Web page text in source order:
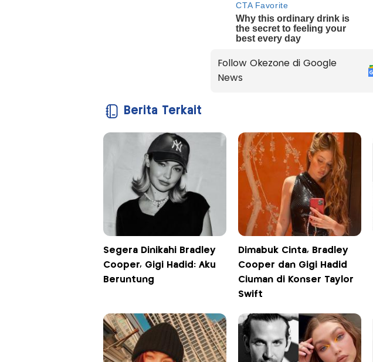
Follow Okezone di Google
News
Berita Terkait
Segera Dinikahi Bradley
Cooper, Gigi Hadid: Aku
Beruntung
Dimabuk Cinta, Bradley
Cooper dan Gigi Hadid
Ciuman di Konser Taylor
Swift